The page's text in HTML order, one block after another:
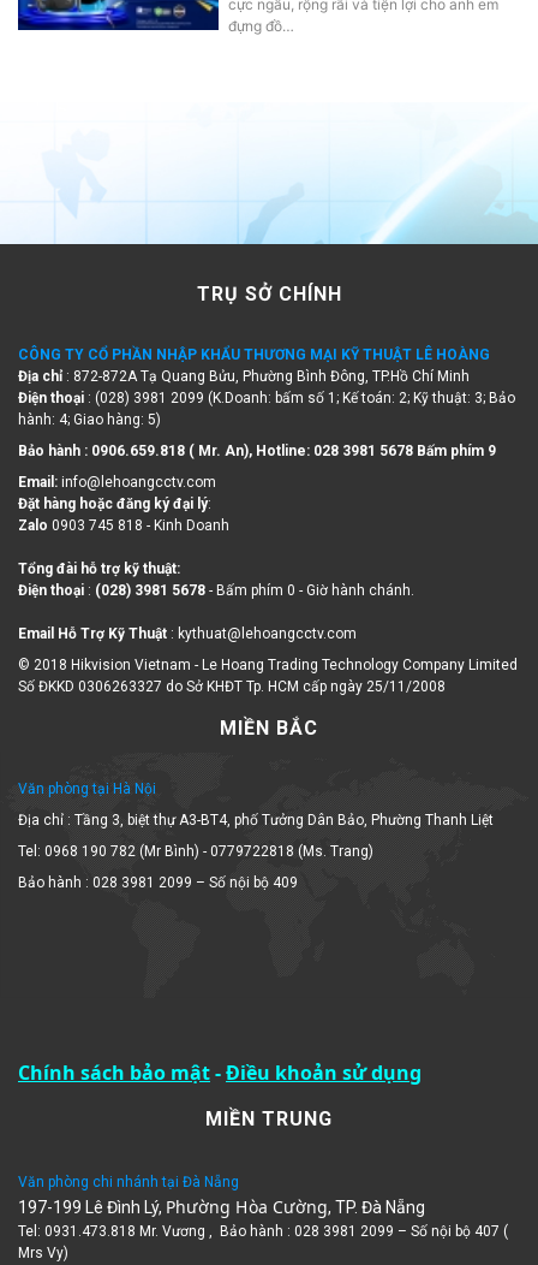
đựng đồ…
TRỤ SỞ CHÍNH
Địa chỉ : 872-872A Tạ Quang Bửu, Phường Bình Đông, TP.Hồ Chí Minh
Điện thoại : (028) 3981 2099 (K.Doanh: bấm số 1; Kế toán: 2; Kỹ thuật: 3; Bảo
hành: 4; Giao hàng: 5)
Đặt hàng hoặc đăng ký đại lý:
Zalo 0903 745 818 - Kinh Doanh
Điện thoại:(028) 3981 5678
Số ĐKKD 0306263327 do Sở KHĐT Tp. HCM cấp ngày 25/11/2008
MIỀN BẮC
Văn phòng tại Hà Nội
Địa chỉ : Tầng 3, biệt thự A3-BT4, phố Tưởng Dân Bảo, Phường Thanh Liệt
Tel: 0968 190 782 (Mr Bình) - 0779722818 (Ms. Trang)
Bảo hành : 028 3981 2099 – Số nội bộ 409
Chính sách bảo mật Điều khoản sử dụng
MIỀN TRUNG
197-199 Lê Đình Lý,Phường Hòa Cường
Tel: 0931.473.818 Mr. Vương , Bảo hành : 028 3981 2099 – Số nội bộ 407 (
Mrs Vy)